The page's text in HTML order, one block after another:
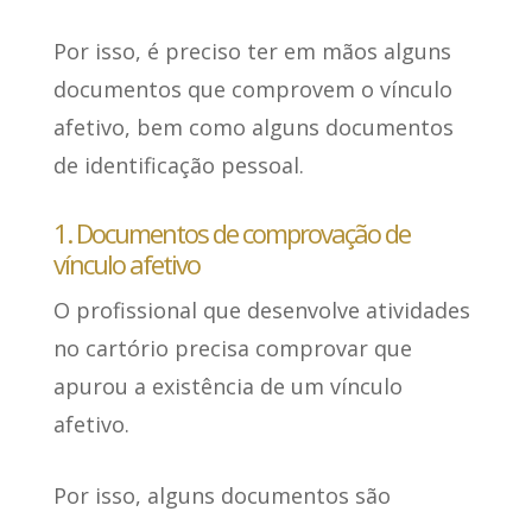
Por isso, é preciso ter em mãos alguns
documentos que comprovem o vínculo
afetivo, bem como alguns documentos
de identificação pessoal.
1. Documentos de comprovação de
vínculo afetivo
O profissional que desenvolve atividades
no cartório precisa comprovar que
apurou a existência de um vínculo
afetivo.
Por isso, alguns documentos são